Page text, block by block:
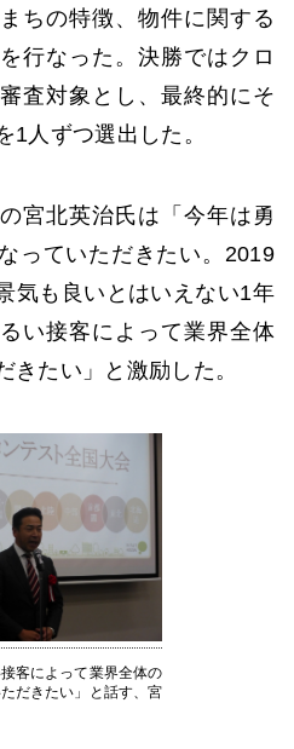
ちの特徴、物件に関する
行なった。決勝ではクロ
査対象とし、最終的にそ
1人ずつ選出した。
宮北英治氏は「今年は勇
っていただきたい。2019
気も良いとはいえない1年
い接客によって業界全体
きたい」と激励した。
接客によって業界全体の
だきたい」と話す、宮